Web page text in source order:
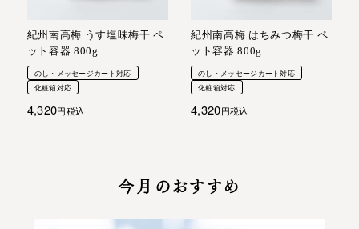
紀州南高梅 うす塩味梅干 ペ
ット容器 800g
のし・メッセージカート対応
化粧箱対応
4,320 税込
紀州南高梅 はちみつ梅干 ペ
ット容器 800g
のし・メッセージカート対応
化粧箱対応
4,320 税込
今月のおすすめ